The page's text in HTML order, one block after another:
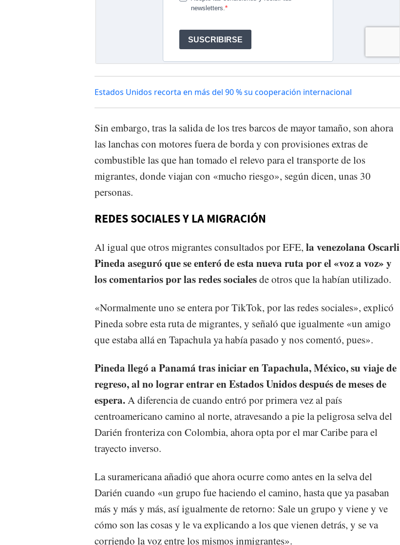
Estados Unidos recorta en más del 90 % su cooperación internacional
Sin embargo, tras la salida de los tres barcos de mayor tamaño, son ahora
las lanchas con motores fuera de borda y con provisiones extras de
combustible las que han tomado el relevo para el transporte de los
migrantes, donde viajan con «mucho riesgo», según dicen, unas 30
personas.
REDES SOCIALES Y LA MIGRACIÓN
Al igual que otros migrantes consultados por EFE, la venezolana Oscarli
Pineda aseguró que se enteró de esta nueva ruta por el «voz a voz» y
los comentarios por las redes socialesde otros que la habían utilizado.
«Normalmente uno se entera por TikTok, por las redes sociales», explicó
Pineda sobre esta ruta de migrantes, y señaló que igualmente «un amigo
que estaba allá en Tapachula ya había pasado y nos comentó, pues».
Pineda llegó a Panamá tras iniciar en Tapachula, México, su viaje de
regreso, al no lograr entrar en Estados Unidos después de meses de
espera.A diferencia de cuando entró por primera vez al país
centroamericano camino al norte, atravesando a pie la peligrosa selva del
Darién fronteriza con Colombia, ahora opta por el mar Caribe para el
trayecto inverso.
La suramericana añadió que ahora ocurre como antes en la selva del
Darién cuando «un grupo fue haciendo el camino, hasta que ya pasaban
más y más y más, así igualmente de retorno: Sale un grupo y viene y ve
cómo son las cosas y le va explicando a los que vienen detrás, y se va
corriendo la voz entre los mismos inmigrantes».